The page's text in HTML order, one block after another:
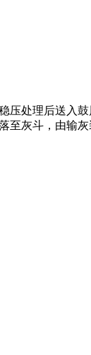
处理后送入
灰斗，由输